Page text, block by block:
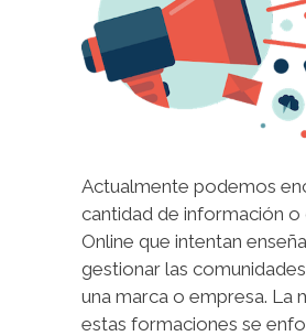
Actualmente podemos
cantidad de información o
Online que intentan
gestionar las
una marca o empresa. La
estas formaciones se